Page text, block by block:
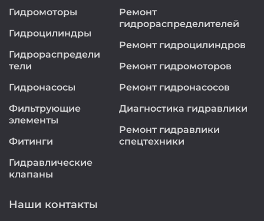
Гидромоторы
Гидроцилиндры
Гидрораспредели
тели
Гидронасосы
Фильтрующие
элементы
Фитинги
Гидравлические
клапаны
Ремонт
гидрораспределителей
Ремонт гидроцилиндров
Ремонт гидромоторов
Ремонт гидронасосов
Диагностика гидравлики
Ремонт гидравлики
спецтехники
Наши контакты